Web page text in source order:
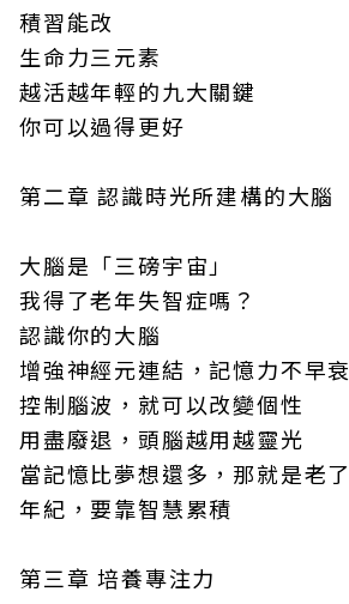
積習能改
生命力三元素
越活越年輕的九大關鍵
你可以過得更好
第二章 認識時光所建構的大腦
大腦是「三磅宇宙」
我得了老年失智症嗎？
認識你的大腦
增強神經元連結，記憶力不早衰
控制腦波，就可以改變個性
用盡廢退，頭腦越用越靈光
當記憶比夢想還多，那就是老了
年紀，要靠智慧累積
第三章 培養專注力